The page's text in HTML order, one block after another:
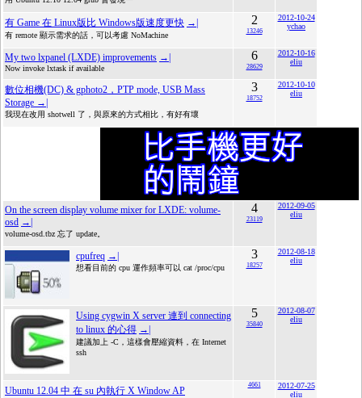
有 Game 在 Linux版比 Windows版速度更快 →|
有 remote 顯示需求的話，可以考慮 NoMachine
2
13246
2012-10-24
ychao
My two lxpanel (LXDE) improvements →|
Now invoke lxtask if available
6
28629
2012-10-16
eliu
數位相機(DC) & gphoto2，PTP mode, USB Mass
Storage →|
我現在改用 shotwell 了，與原來的方式相比，有好有壞
3
18752
2012-10-10
eliu
On the screen display volume mixer for LXDE: volume-
osd →|
volume-osd.tbz 忘了 update。
4
23119
2012-09-05
eliu
cpufreq →|
想看目前的 cpu 運作頻率可以 cat /proc/cpu
3
18257
2012-08-18
eliu
Using cygwin X server 連到 connecting
to linux 的心得 →|
建議加上 -C，這樣會壓縮資料，在 Internet
ssh
5
35840
2012-08-07
eliu
Ubuntu 12.04 中 在 su 內執行 X Window AP
4661
2012-07-25
eliu